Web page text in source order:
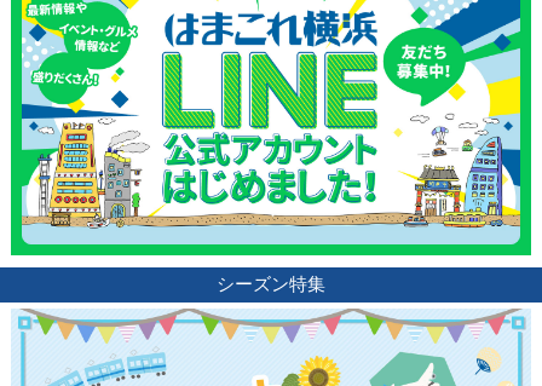
シーズン特集